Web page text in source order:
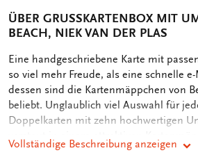
ÜBER GRUSSKARTENBOX MIT
EACH, NIEK VAN DER PLAS
OMSCHRIJVING
Eine handgeschriebene Karte mit
so viel mehr Freude, als eine schnelle
dessen sind die Kartenmäppchen von
beliebt. Unglaublich viel Auswahl für
Doppelkarten mit zehn hochwertigen
verstaut in einem attraktiven
Rückseite des Mäppchens sind die
Vollständige Beschreibung anzeigen